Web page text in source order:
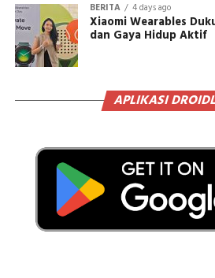
BERITA 4 days ago
Xiaomi Wearables
dan Gaya Hidup Aktif
APLIKASI